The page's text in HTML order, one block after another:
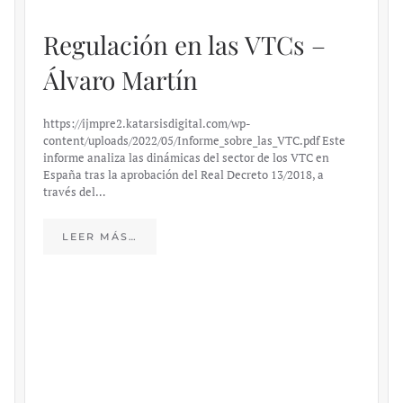
Regulación en las VTCs –
Álvaro Martín
https://ijmpre2.katarsisdigital.com/wp-
content/uploads/2022/05/Informe_sobre_las_VTC.pdf Este
informe analiza las dinámicas del sector de los VTC en
España tras la aprobación del Real Decreto 13/2018, a
través del…
LEER MÁS…